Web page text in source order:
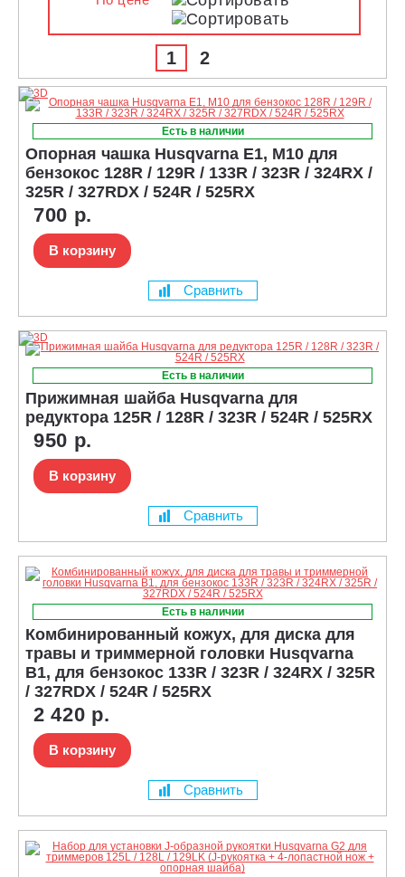
1 2
Есть в наличии
Опорная чашка Husqvarna E1, M10 для
бензокос 128R / 129R / 133R / 323R / 324RX /
325R / 327RDX / 524R / 525RX
700 р.
В корзину
Сравнить
Есть в наличии
Прижимная шайба Husqvarna для
редуктора 125R / 128R / 323R / 524R / 525RX
950 р.
В корзину
Сравнить
Есть в наличии
Комбинированный кожух, для диска для
травы и триммерной головки Husqvarna
B1, для бензокос 133R / 323R / 324RX / 325R
/ 327RDX / 524R / 525RX
2 420 р.
В корзину
Сравнить